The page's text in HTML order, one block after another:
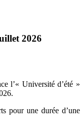
2026
l’« Université d’été »
pour une durée d’une